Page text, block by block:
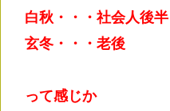
白秋・・・社会人後半
玄冬・・・老後
って感じか